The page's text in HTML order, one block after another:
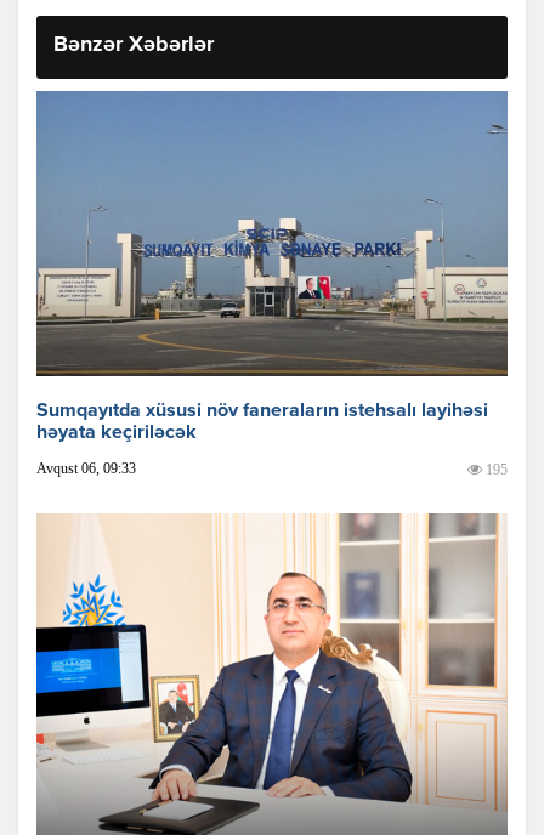
Bənzər Xəbərlər
Sumqayıtda xüsusi növ faneraların istehsalı layihəsi
həyata keçiriləcək
Avqust 06, 09:33 195